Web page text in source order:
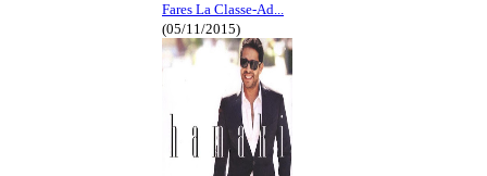
Fares La Classe-Ad...
(05/11/2015)